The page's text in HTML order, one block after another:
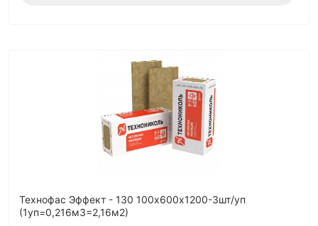
Технофас Эффект - 130 100х600х1200-3шт/уп
(1уп=0,216м3=2,16м2)